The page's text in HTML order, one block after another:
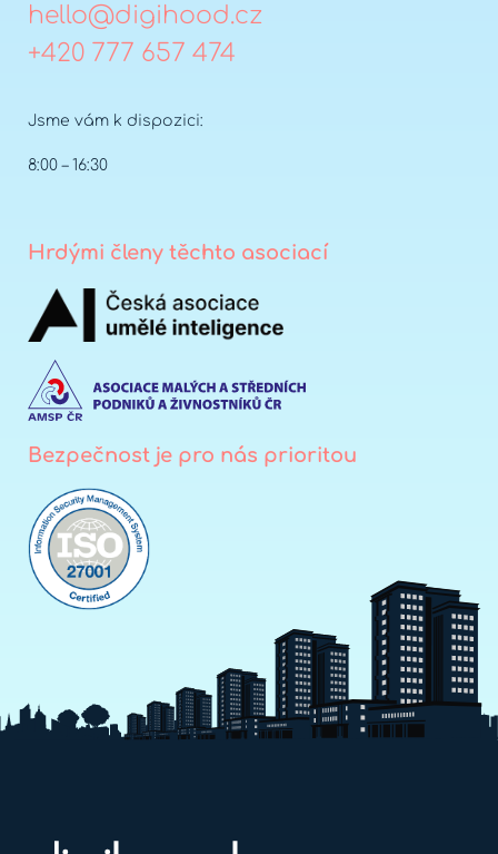
hello@digihood.cz
+420 777 657 474
Jsme vám k dispozici:
8:00 – 16:30
Hrdými členy těchto asociací
Bezpečnost je pro nás prioritou